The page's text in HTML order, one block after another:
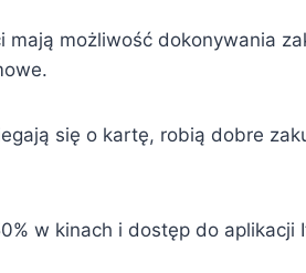
możliwość dokonywania
się o kartę, robią dobre
w kinach i dostęp do